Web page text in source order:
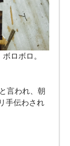
ロボロ。
言われ、朝
手伝わされ